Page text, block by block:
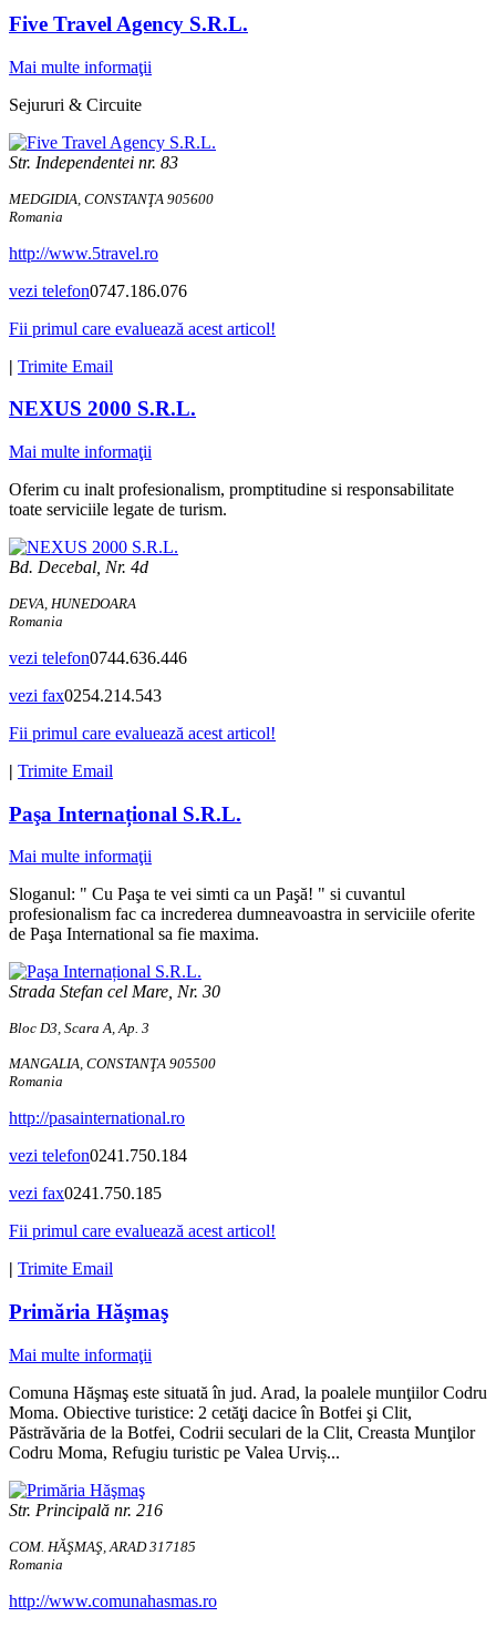
Five Travel Agency S.R.L.
Mai multe informaţii
Sejururi & Circuite
Str. Independentei nr. 83
MEDGIDIA, CONSTANŢA 905600
Romania
http://www.5travel.ro
vezi telefon0747.186.076
Fii primul care evaluează acest articol!
| Trimite Email
NEXUS 2000 S.R.L.
Mai multe informaţii
Oferim cu inalt profesionalism, promptitudine si responsabilitate
toate serviciile legate de turism.
Bd. Decebal, Nr. 4d
DEVA, HUNEDOARA
Romania
vezi telefon0744.636.446
vezi fax0254.214.543
Fii primul care evaluează acest articol!
| Trimite Email
Paşa Internațional S.R.L.
Mai multe informaţii
Sloganul: " Cu Paşa te vei simti ca un Paşă! " si cuvantul
profesionalism fac ca increderea dumneavoastra in serviciile oferite
de Paşa International sa fie maxima.
Strada Stefan cel Mare, Nr. 30
Bloc D3, Scara A, Ap. 3
MANGALIA, CONSTANŢA 905500
Romania
http://pasainternational.ro
vezi telefon0241.750.184
vezi fax0241.750.185
Fii primul care evaluează acest articol!
Trimite Email
Primăria Hăşmaş
Mai multe informaţii
Comuna Hăşmaş este situată în jud. Arad, la poalele munţiilor Codru
Moma. Obiective turistice: 2 cetăţi dacice în Botfei şi Clit,
Păstrăvăria de la Botfei, Codrii seculari de la Clit, Creasta Munţilor
Codru Moma, Refugiu turistic pe Valea Urviș...
Str. Principală nr. 216
COM. HĂŞMAŞ, ARAD 317185
Romania
http://www.comunahasmas.ro